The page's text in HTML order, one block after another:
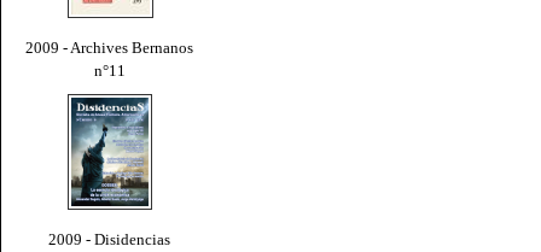
2009 - Archives Bernanos
n°11
2009 - Disidencias